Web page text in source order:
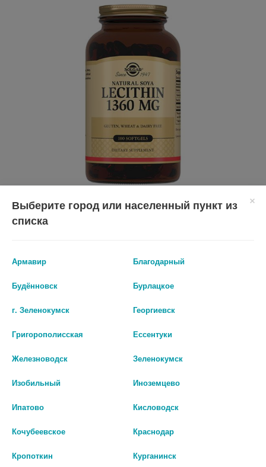
со специалистом.
Окончательный расчет стоимости будет произведен при
Капсулы Натуральный соевый лецитин от американской
Выберите город или населенный пункт из
списка
Армавир Благодарный
Будённовск Бурлацкое
г. Зеленокумск Георгиевск
Григорополисская Ессентуки
Железноводск Зеленокумск
Изобильный Иноземцево
Ипатово Кисловодск
Кочубеевское Краснодар
Кропоткин Курганинск